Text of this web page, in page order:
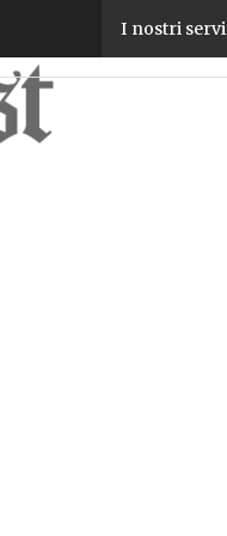
I nostri
Comau e